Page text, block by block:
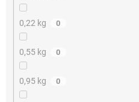
0,22 kg 0
0,55 kg 0
0,95 kg 0